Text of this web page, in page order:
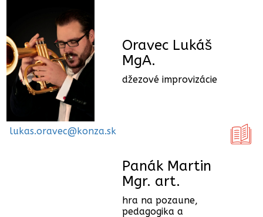
Oravec Lukáš
MgA.
džezové improvizácie
lukas.oravec@konza.sk
Panák Martin
Mgr. art.
hra na pozaune,
pedagogika a